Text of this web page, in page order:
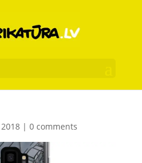
| 0 comments